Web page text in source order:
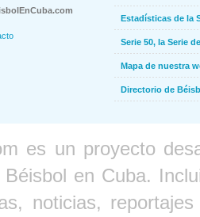
Estadísticas de la
Serie 50, la Serie
Mapa de nuestra
Directorio de
es un proyecto
en Cuba.
noticias,